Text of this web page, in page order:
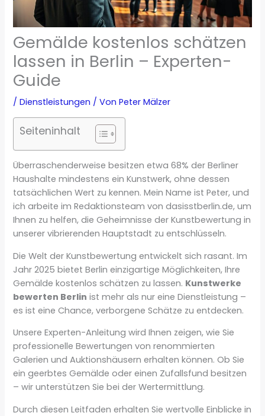
Gemälde kostenlos schätzen
lassen in Berlin – Experten-
Guide
/Dienstleistungen / VonPeter Mälzer
Seiteninhalt
Überraschenderweise besitzen etwa 68% der Berliner
Haushalte mindestens ein Kunstwerk, ohne dessen
tatsächlichen Wert zu kennen. Mein Name ist Peter, und
ich arbeite im Redaktionsteam von dasisstberlin.de, um
Ihnen zu helfen, die Geheimnisse der Kunstbewertung in
unserer vibrierenden Hauptstadt zu entschlüsseln.
Die Welt der Kunstbewertung entwickelt sich rasant. Im
Jahr 2025 bietet Berlin einzigartige Möglichkeiten, Ihre
Gemälde kostenlos schätzen zu lassen. Kunstwerke
bewerten Berlin ist mehr als nur eine Dienstleistung –
es ist eine Chance, verborgene Schätze zu entdecken.
Unsere Experten-Anleitung wird Ihnen zeigen, wie Sie
professionelle Bewertungen von renommierten
Galerien und Auktionshäusern erhalten können. Ob Sie
ein geerbtes Gemälde oder einen Zufallsfund besitzen
– wir unterstützen Sie bei der Wertermittlung.
Durch diesen Leitfaden erhalten Sie wertvolle Einblicke in